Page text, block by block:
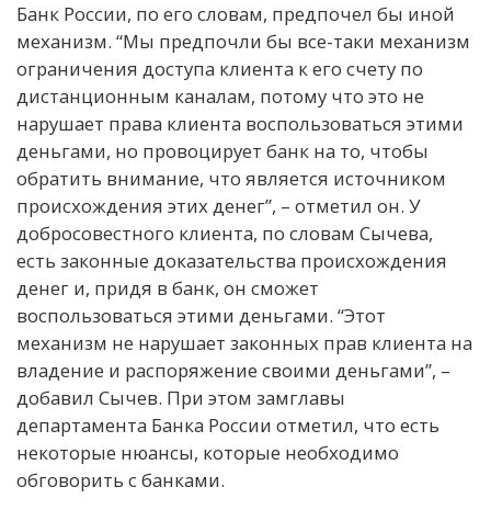
Банк России, по его словам, предпочел бы иной
механизм. “Мы предпочли бы все-таки механизм
ограничения доступа клиента к его счету по
дистанционным каналам, потому что это не
нарушает права клиента воспользоваться этими
деньгами, но провоцирует банк на то, чтобы
обратить внимание, что является источником
происхождения этих денег”, – отметил он. У
добросовестного клиента, по словам Сычева,
есть законные доказательства происхождения
денег и, придя в банк, он сможет
воспользоваться этими деньгами. “Этот
механизм не нарушает законных прав клиента на
владение и распоряжение своими деньгами”, –
добавил Сычев. При этом замглавы
департамента Банка России отметил, что есть
некоторые нюансы, которые необходимо
обговорить с банками.